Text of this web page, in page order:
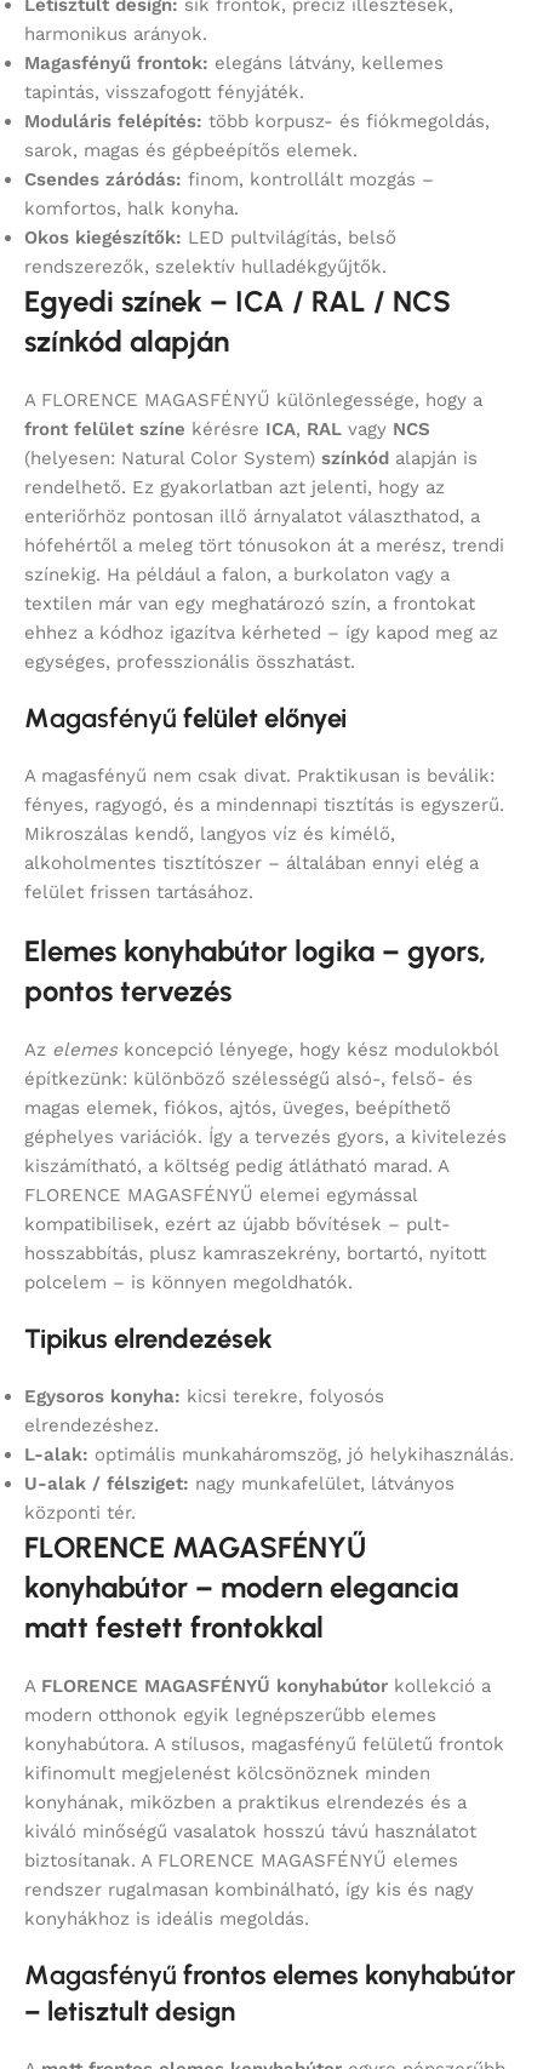
Letisztult design: sík frontok, precíz illesztések,
harmonikus arányok.
Magasfényű frontok: elegáns látvány, kellemes
tapintás, visszafogott fényjáték.
Moduláris felépítés: több korpusz- és fiókmegoldás,
sarok, magas és gépbeépítős elemek.
Csendes záródás: finom, kontrollált mozgás –
komfortos, halk konyha.
Okos kiegészítők: LED pultvilágítás, belső
rendszerezők, szelektív hulladékgyűjtők.
Egyedi színek – ICA / RAL / NCS
színkód alapján
A FLORENCE MAGASFÉNYŰ különlegessége, hogy a
front felület színe kérésre ICA, RAL vagy NCS
(helyesen: Natural Color System) színkód alapján is
rendelhető. Ez gyakorlatban azt jelenti, hogy az
enteriőrhöz pontosan illő árnyalatot választhatod, a
hófehértől a meleg tört tónusokon át a merész, trendi
színekig. Ha például a falon, a burkolaton vagy a
textilen már van egy meghatározó szín, a frontokat
ehhez a kódhoz igazítva kérheted – így kapod meg az
egységes, professzionális összhatást.
Magasfényű felület előnyei
A magasfényű nem csak divat. Praktikusan is beválik:
fényes, ragyogó, és a mindennapi tisztítás is egyszerű.
Mikroszálas kendő, langyos víz és kímélő,
alkoholmentes tisztítószer – általában ennyi elég a
felület frissen tartásához.
Elemes konyhabútor logika – gyors,
pontos tervezés
Az elemeskoncepció lényege, hogy kész modulokból
építkezünk: különböző szélességű alsó-, felső- és
magas elemek, fiókos, ajtós, üveges, beépíthető
géphelyes variációk. Így a tervezés gyors, a kivitelezés
kiszámítható, a költség pedig átlátható marad. A
FLORENCE MAGASFÉNYŰ elemei egymással
kompatibilisek, ezért az újabb bővítések – pult-
hosszabbítás, plusz kamraszekrény, bortartó, nyitott
polcelem – is könnyen megoldhatók.
Tipikus elrendezések
Egysoros konyha: kicsi terekre, folyosós
elrendezéshez.
L-alak: optimális munkaháromszög, jó helykihasználás.
U-alak / félsziget: nagy munkafelület, látványos
központi tér.
FLORENCE MAGASFÉNYŰ
konyhabútor – modern elegancia
matt festett frontokkal
A FLORENCE MAGASFÉNYŰ konyhabútor kollekció a
modern otthonok egyik legnépszerűbb elemes
konyhabútora. A stílusos, magasfényű felületű frontok
kifinomult megjelenést kölcsönöznek minden
konyhának, miközben a praktikus elrendezés és a
kiváló minőségű vasalatok hosszú távú használatot
biztosítanak. A FLORENCE MAGASFÉNYŰ elemes
rendszer rugalmasan kombinálható, így kis és nagy
konyhákhoz is ideális megoldás.
Magasfényű frontos elemes konyhabútor
– letisztult design